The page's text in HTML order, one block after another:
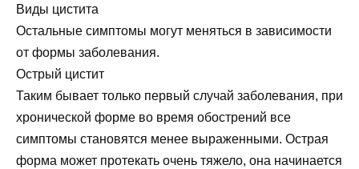
Виды цистита
Остальные симптомы могут меняться в зависимости
от формы заболевания.
Острый цистит
Таким бывает только первый случай заболевания, при
хронической форме во время обострений все
симптомы становятся менее выраженными. Острая
форма может протекать очень тяжело, она начинается